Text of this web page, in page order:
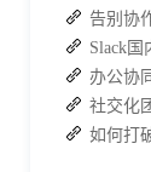
如何打